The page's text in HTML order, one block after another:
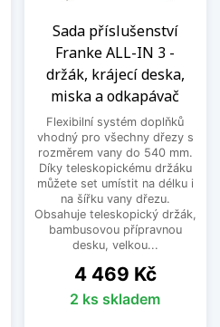
Sada příslušenství
Franke ALL-IN 3 -
držák, krájecí deska,
miska a odkapávač
Flexibilní systém doplňků
vhodný pro všechny dřezy s
rozměrem vany do 540 mm.
Díky teleskopickému držáku
můžete set umístit na délku i
na šířku vany dřezu.
Obsahuje teleskopický držák,
bambusovou přípravnou
desku, velkou...
Cena
4 469 Kč
2 ks skladem